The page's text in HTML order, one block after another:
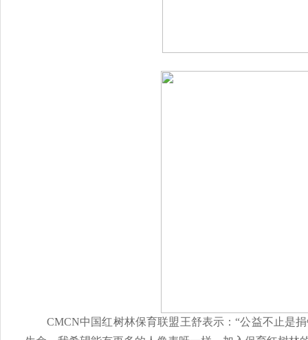
CMCN中国红树林保育联盟王舒表示：“公益不止是